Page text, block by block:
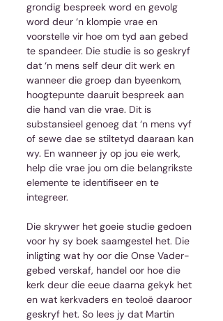
grondig bespreek word en gevolg
word deur ‘n klompie vrae en
voorstelle vir hoe om tyd aan gebed
te spandeer. Die studie is so geskryf
dat ‘n mens self deur dit werk en
wanneer die groep dan byeenkom,
hoogtepunte daaruit bespreek aan
die hand van die vrae. Dit is
substansieel genoeg dat ‘n mens vyf
of sewe dae se stiltetyd daaraan kan
wy. En wanneer jy op jou eie werk,
help die vrae jou om die belangrikste
elemente te identifiseer en te
integreer.
Die skrywer het goeie studie gedoen
voor hy sy boek saamgestel het. Die
inligting wat hy oor die Onse Vader-
gebed verskaf, handel oor hoe die
kerk deur die eeue daarna gekyk het
en wat kerkvaders en teoloë daaroor
geskryf het. So lees jy dat Martin